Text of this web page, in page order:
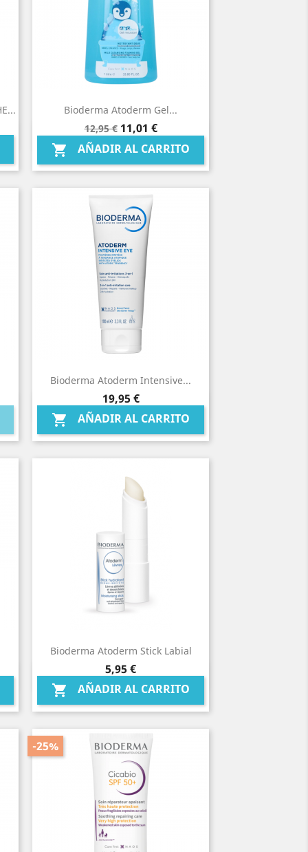
Bioderma Atoderm Gel...
Precio
base
12,95 € Precio
11,01 €
 AÑADIR AL CARRITO
Vista rápida
Bioderma Atoderm Intensive...
Precio
19,95 €
 AÑADIR AL CARRITO
Vista rápida
Bioderma Atoderm Stick Labial
Precio
5,95 €
 AÑADIR AL CARRITO
Vista rápida
-25%